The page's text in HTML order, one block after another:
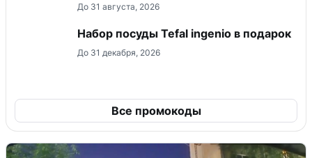
До 31 августа, 2026
Набор посуды Tefal ingenio в подарок
До 31 декабря, 2026
Все промокоды